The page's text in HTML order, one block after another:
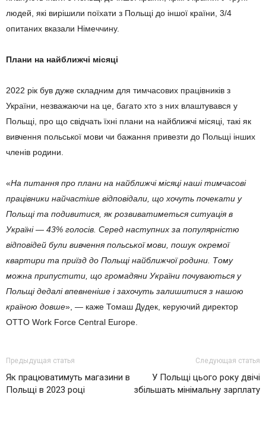
людей, які вирішили поїхати з Польщі до іншої країни, 3/4
опитаних вказали Німеччину.
Плани на найближчі місяці
2022 рік був дуже складним для тимчасових працівників з
України, незважаючи на це, багато хто з них влаштувався у
Польщі, про що свідчать їхні плани на найближчі місяці, такі як
вивчення польської мови чи бажання привезти до Польщі інших
членів родини.
«На питання про плани на найближчі місяці наші тимчасові
працівники найчастіше відповідали, що хочуть почекати у
Польщі та подивитися, як розвиватиметься ситуація в
Україні — 43% голосів. Серед наступних за популярністю
відповідей були вивчення польської мови, пошук окремої
квартири та приїзд до Польщі найближчої родини. Тому
можна припустити, що громадяни України почуваються у
Польщі дедалі впевненіше і захочуть залишитися з нашою
країною довше», — каже Томаш Дудек, керуючий директор
OTTO Work Force Central Europe.
Предыдущая статья
Як працюватимуть магазини в
Польщі в 2023 році
Следующая статья
У Польщі цього року двічі
збільшать мінімальну зарплату